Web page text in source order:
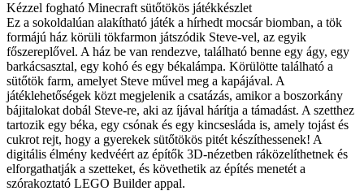
Kézzel fogható Minecraft sütőtökös játékkészlet
Ez a sokoldalúan alakítható játék a hírhedt mocsár biomban, a tök
formájú ház körüli tökfarmon játszódik Steve-vel, az egyik
főszereplővel. A ház be van rendezve, található benne egy ágy, egy
barkácsasztal, egy kohó és egy békalámpa. Körülötte található a
sütőtök farm, amelyet Steve művel meg a kapájával. A
játéklehetőségek közt megjelenik a csatázás, amikor a boszorkány
bájitalokat dobál Steve-re, aki az íjával hárítja a támadást. A szetthez
tartozik egy béka, egy csónak és egy kincsesláda is, amely tojást és
cukrot rejt, hogy a gyerekek sütőtökös pitét készíthessenek! A
digitális élmény kedvéért az építők 3D-nézetben ráközelíthetnek és
elforgathatják a szetteket, és követhetik az építés menetét a
szórakoztató LEGO Builder appal.